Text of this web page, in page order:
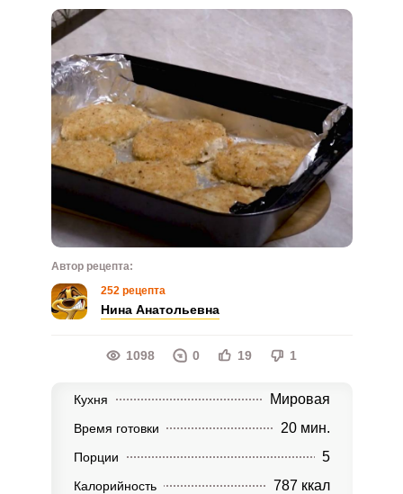
Автор рецепта:
252 рецепта
Нина Анатольевна
1098 0 19 1
Кухня Мировая
Время готовки 20 мин.
Порции 5
Калорийность 787 ккал